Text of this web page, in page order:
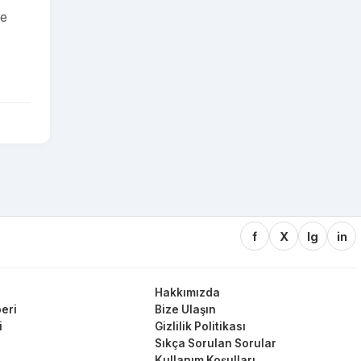
f X Ig in
Hakkımızda
Bize Ulaşın
Gizlilik Politikası
Sıkça Sorulan Sorular